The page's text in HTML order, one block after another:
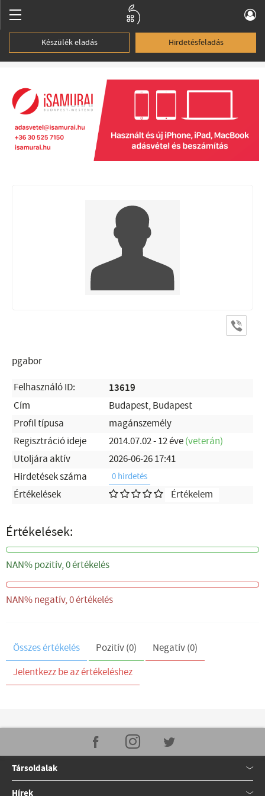
Készülék eladás Hirdetésfeladás
pgabor
Felhasználó ID:
13619
Cím
Budapest, Budapest
Profil típusa
magánszemély
Regisztráció ideje
2014.07.02 - 12 éve(veterán)
Utoljára aktív
2026-06-26 17:41
Hirdetések száma
0 hirdetés
Értékelések Értékelem
Értékelések:
NAN%
NAN% pozitív, 0 értékelés
NAN%
NAN% negatív, 0 értékelés
Összes értékelés Pozitív (0)
Negatív (0)
Jelentkezz be az értékeléshez
Társoldalak
Hírek